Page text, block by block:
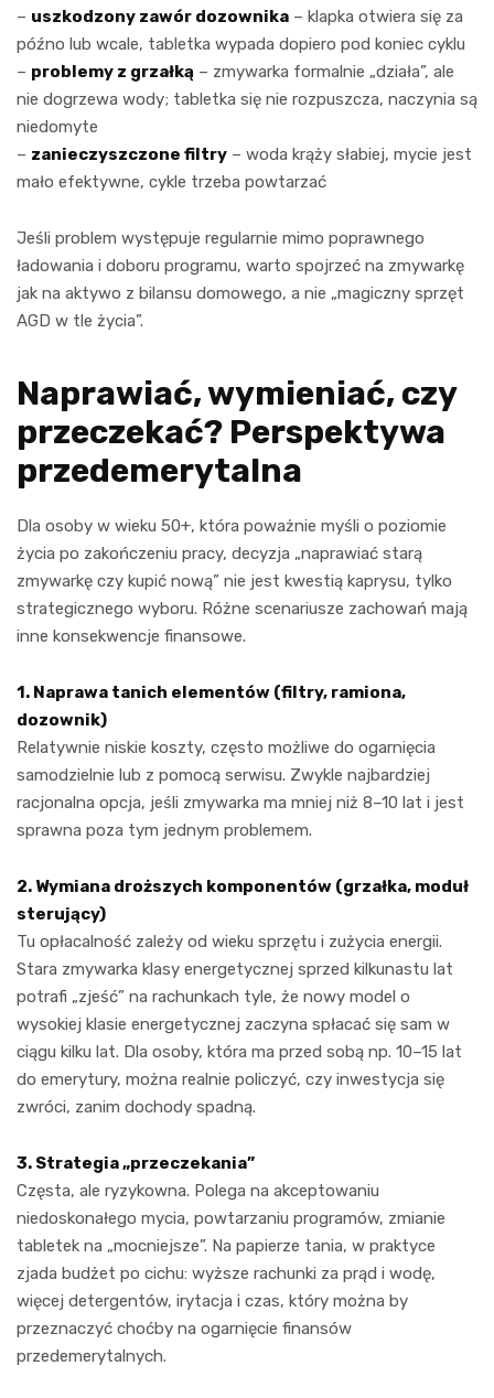
– uszkodzony zawór dozownika – klapka otwiera się za
późno lub wcale, tabletka wypada dopiero pod koniec cyklu
– problemy z grzałką – zmywarka formalnie „działa”, ale
nie dogrzewa wody; tabletka się nie rozpuszcza, naczynia są
niedomyte
– zanieczyszczone filtry – woda krąży słabiej, mycie jest
mało efektywne, cykle trzeba powtarzać
Jeśli problem występuje regularnie mimo poprawnego
ładowania i doboru programu, warto spojrzeć na zmywarkę
jak na aktywo z bilansu domowego, a nie „magiczny sprzęt
AGD w tle życia”.
Naprawiać, wymieniać, czy
przeczekać? Perspektywa
przedemerytalna
Dla osoby w wieku 50+, która poważnie myśli o poziomie
życia po zakończeniu pracy, decyzja „naprawiać starą
zmywarkę czy kupić nową” nie jest kwestią kaprysu, tylko
strategicznego wyboru. Różne scenariusze zachowań mają
inne konsekwencje finansowe.
1. Naprawa tanich elementów (filtry, ramiona,
dozownik)
Relatywnie niskie koszty, często możliwe do ogarnięcia
samodzielnie lub z pomocą serwisu. Zwykle najbardziej
racjonalna opcja, jeśli zmywarka ma mniej niż 8–10 lat i jest
sprawna poza tym jednym problemem.
2. Wymiana droższych komponentów (grzałka, moduł
sterujący)
Tu opłacalność zależy od wieku sprzętu i zużycia energii.
Stara zmywarka klasy energetycznej sprzed kilkunastu lat
potrafi „zjeść” na rachunkach tyle, że nowy model o
wysokiej klasie energetycznej zaczyna spłacać się sam w
ciągu kilku lat. Dla osoby, która ma przed sobą np. 10–15 lat
do emerytury, można realnie policzyć, czy inwestycja się
zwróci, zanim dochody spadną.
3. Strategia „przeczekania”
Częsta, ale ryzykowna. Polega na akceptowaniu
niedoskonałego mycia, powtarzaniu programów, zmianie
tabletek na „mocniejsze”. Na papierze tania, w praktyce
zjada budżet po cichu: wyższe rachunki za prąd i wodę,
więcej detergentów, irytacja i czas, który można by
przeznaczyć choćby na ogarnięcie finansów
przedemerytalnych.